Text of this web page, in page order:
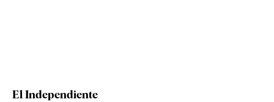
El Independiente